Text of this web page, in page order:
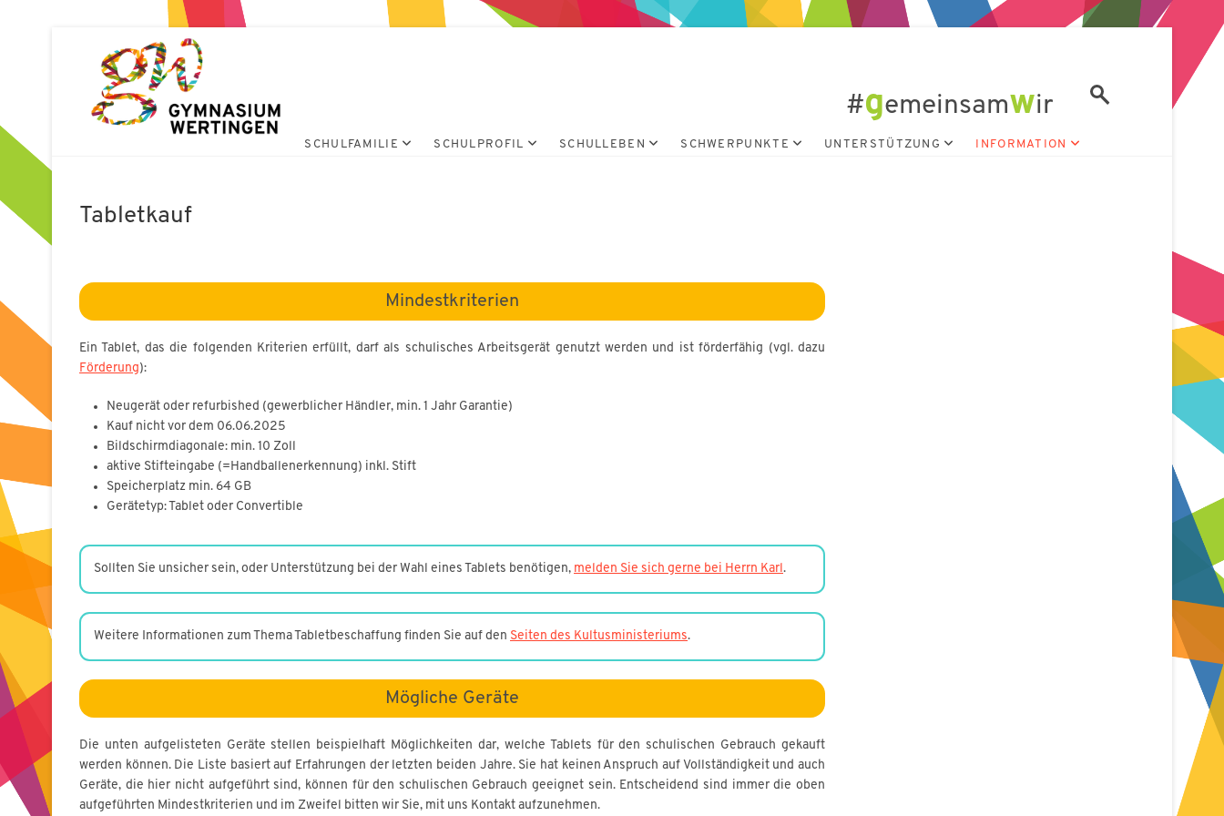
springen
#gemeinsamwir
SCHULFAMILIE SCHULPROFIL SCHULLEBEN SCHWERPUNKTE UNTERSTÜTZUNG INFORMATION
Tabletkauf
Mindestkriterien
Ein Tablet, das die folgenden Kriterien erfüllt, darf als schulisches Arbeitsgerät genutzt werden und ist förderfähig (vgl. dazu
Förderung):
Neugerät oder refurbished (gewerblicher Händler, min. 1 Jahr Garantie)
Kauf nicht vor dem 06.06.2025
Bildschirmdiagonale: min. 10 Zoll
aktive Stifteingabe (=Handballenerkennung) inkl. Stift
Speicherplatz min. 64 GB
Gerätetyp: Tablet oder Convertible
Sollten Sie unsicher sein, oder Unterstützung bei der Wahl eines Tablets benötigen, melden Sie sich gerne bei Herrn Karl.
Weitere Informationen zum Thema Tabletbeschaffung finden Sie auf den Seiten des Kultusministeriums.
Mögliche Geräte
Die unten aufgelisteten Geräte stellen beispielhaft Möglichkeiten dar, welche Tablets für den schulischen Gebrauch gekauft
werden können. Die Liste basiert auf Erfahrungen der letzten beiden Jahre. Sie hat keinen Anspruch auf Vollständigkeit und auch
Geräte, die hier nicht aufgeführt sind, können für den schulischen Gebrauch geeignet sein. Entscheidend sind immer die oben
aufgeführten Mindestkriterien und im Zweifel bitten wir Sie, mit uns Kontakt aufzunehmen.